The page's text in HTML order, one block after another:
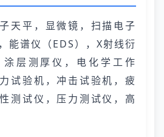
天平，显微镜，扫描电子
能谱仪（EDS），X射线衍
涂层测厚仪，电化学工作
试验机，冲击试验机，疲
测试仪，压力测试仪，高